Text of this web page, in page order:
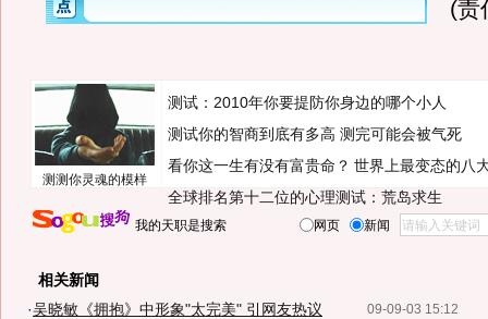
(责
测测你灵魂的模样
测试：2010年你要提防你身边的哪个小人
测试你的智商到底有多高 测完可能会被气死
看你这一生有没有富贵命？ 世界上最变态的八
全球排名第十二位的心理测试：荒岛求生
我的天职是搜索 网页 新闻
相关新闻
09-09-03 15:12
·吴晓敏《拥抱》中形象"太完美" 引网友热议